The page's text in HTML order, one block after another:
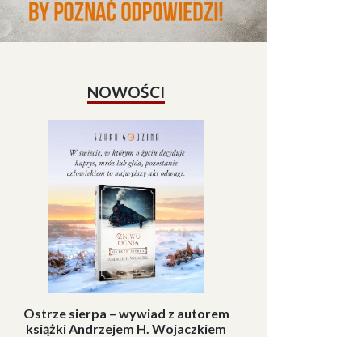
NOWOŚCI
Ostrze sierpa – wywiad z autorem
książki Andrzejem H. Wojaczkiem